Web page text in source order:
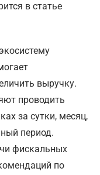
в статье
выручку.
проводить
за сутки, месяц,
период.
фискальных
по